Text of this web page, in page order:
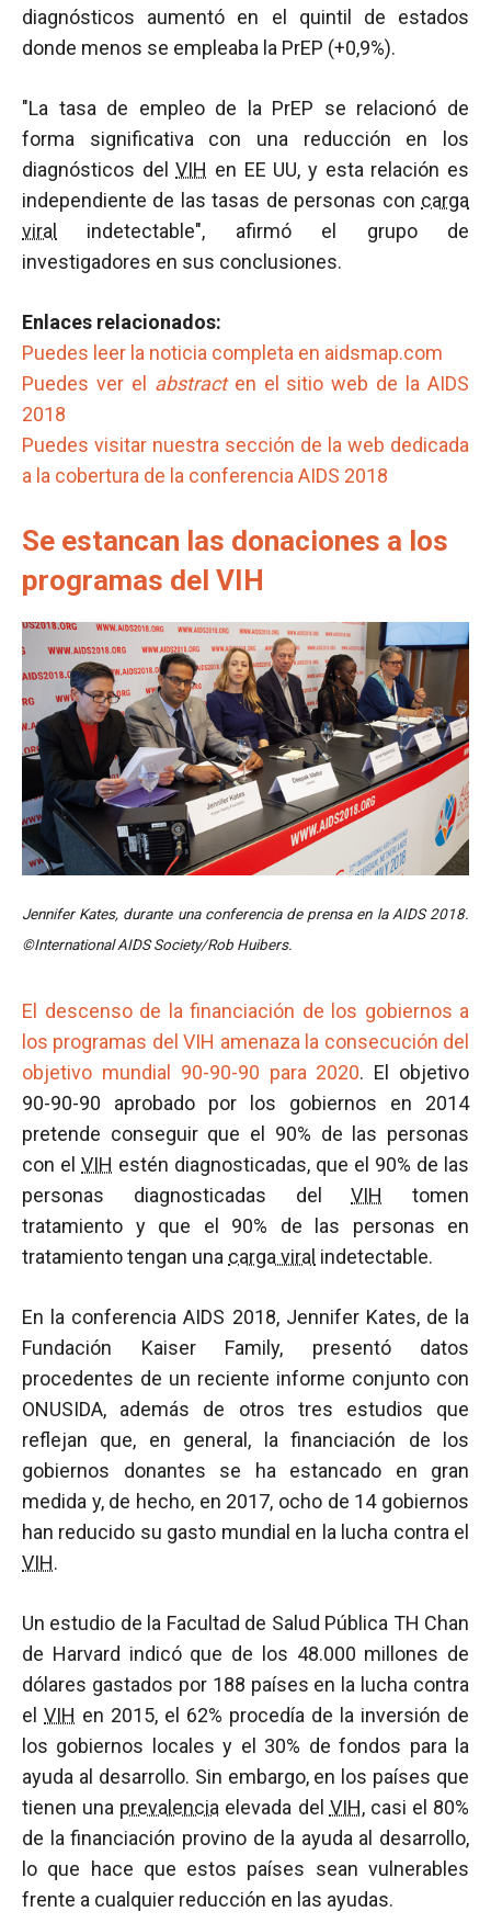
diagnósticos aumentó en el quintil de estados
donde menos se empleaba la PrEP (+0,9%).
"La tasa de empleo de la PrEP se relacionó de
forma significativa con una reducción en los
diagnósticos delVIH en EE UU, y esta relación es
independiente de las tasas de personas con carga
viral
indetectable", afirmó el grupo de
investigadores en sus conclusiones.
Enlaces relacionados:
Puedes leer la noticia completa en aidsmap.com
Puedes ver el abstract en el sitio web de la AIDS
2018
Puedes visitar nuestra sección de la web dedicada
a la cobertura de la conferencia AIDS 2018
Se estancan las donaciones a los
programas del VIH
Jennifer Kates, durante una conferencia de prensa en la AIDS 2018.
©International AIDS Society/Rob Huibers.
El descenso de la financiación de los gobiernos a
los programas del VIH amenaza la consecución del
objetivo mundial 90-90-90 para 2020. El objetivo
90-90-90 aprobado por los gobiernos en 2014
pretende conseguir que el 90% de las personas
con el VIH estén diagnosticadas, que el 90% de las
personas diagnosticadas delVIH
tomen
tratamiento y que el 90% de las personas en
tratamiento tengan una carga viral indetectable.
En la conferencia AIDS 2018, Jennifer Kates, de la
Fundación Kaiser Family, presentó datos
procedentes de un reciente informe conjunto con
ONUSIDA, además de otros tres estudios que
reflejan que, en general, la financiación de los
gobiernos donantes se ha estancado en gran
medida y, de hecho, en 2017, ocho de 14 gobiernos
han reducido su gasto mundial en la lucha contra el
VIH.
Un estudio de la Facultad de Salud Pública TH Chan
de Harvard indicó que de los 48.000 millones de
dólares gastados por 188 países en la lucha contra
el VIH en 2015, el 62% procedía de la inversión de
los gobiernos locales y el 30% de fondos para la
ayuda al desarrollo. Sin embargo, en los países que
tienen una prevalencia elevada del VIH, casi el 80%
de la financiación provino de la ayuda al desarrollo,
lo que hace que estos países sean vulnerables
frente a cualquier reducción en las ayudas.